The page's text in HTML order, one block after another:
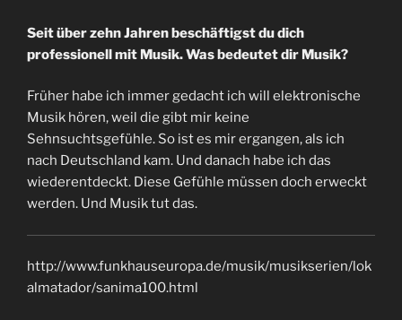
Seit über zehn Jahren beschäftigst du dich
professionell mit Musik. Was bedeutet dir Musik?
Früher habe ich immer gedacht ich will elektronische
Musik hören, weil die gibt mir keine
Sehnsuchtsgefühle. So ist es mir ergangen, als ich
nach Deutschland kam. Und danach habe ich das
wiederentdeckt. Diese Gefühle müssen doch erweckt
werden. Und Musik tut das.
http://www.funkhauseuropa.de/musik/musikserien/lok
almatador/sanima100.html